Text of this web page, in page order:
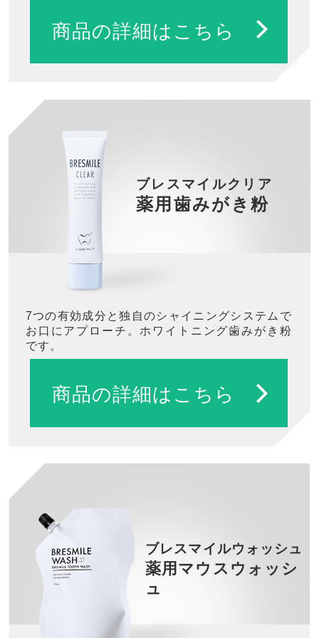
商品の詳細はこちら
ブレスマイルクリア
薬用歯みがき粉
7つの有効成分と独自のシャイニングシステムで
お口にアプローチ。ホワイトニング歯みがき粉
です。
商品の詳細はこちら
ブレスマイルウォッシュ
薬用マウスウォッシ
ュ